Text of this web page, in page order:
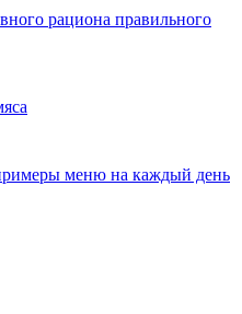
рациона правильного
меню на каждый день